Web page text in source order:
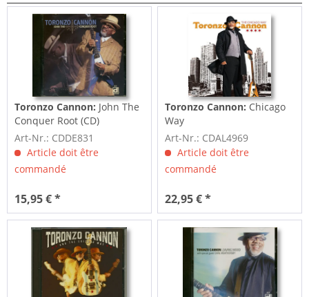
Toronzo Cannon: John The
Conquer Root (CD)
Art-Nr.: CDDE831
Article doit être
commandé
15,95 € *
Toronzo Cannon: Chicago
Way
Art-Nr.: CDAL4969
Article doit être
commandé
22,95 € *